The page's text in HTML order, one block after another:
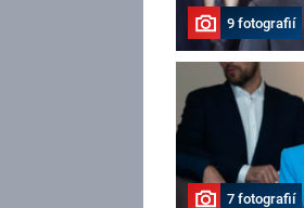
9 fotografií
7 fotografií